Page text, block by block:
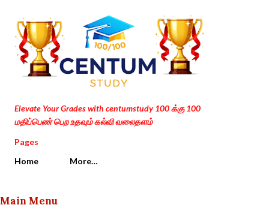
Skip to main content
Elevate Your Grades with centumstudy 100 க்கு 100
மதிப்பெண் பெற உதவும் கல்வி வலைதளம்
Pages
Home
More…
Main Menu